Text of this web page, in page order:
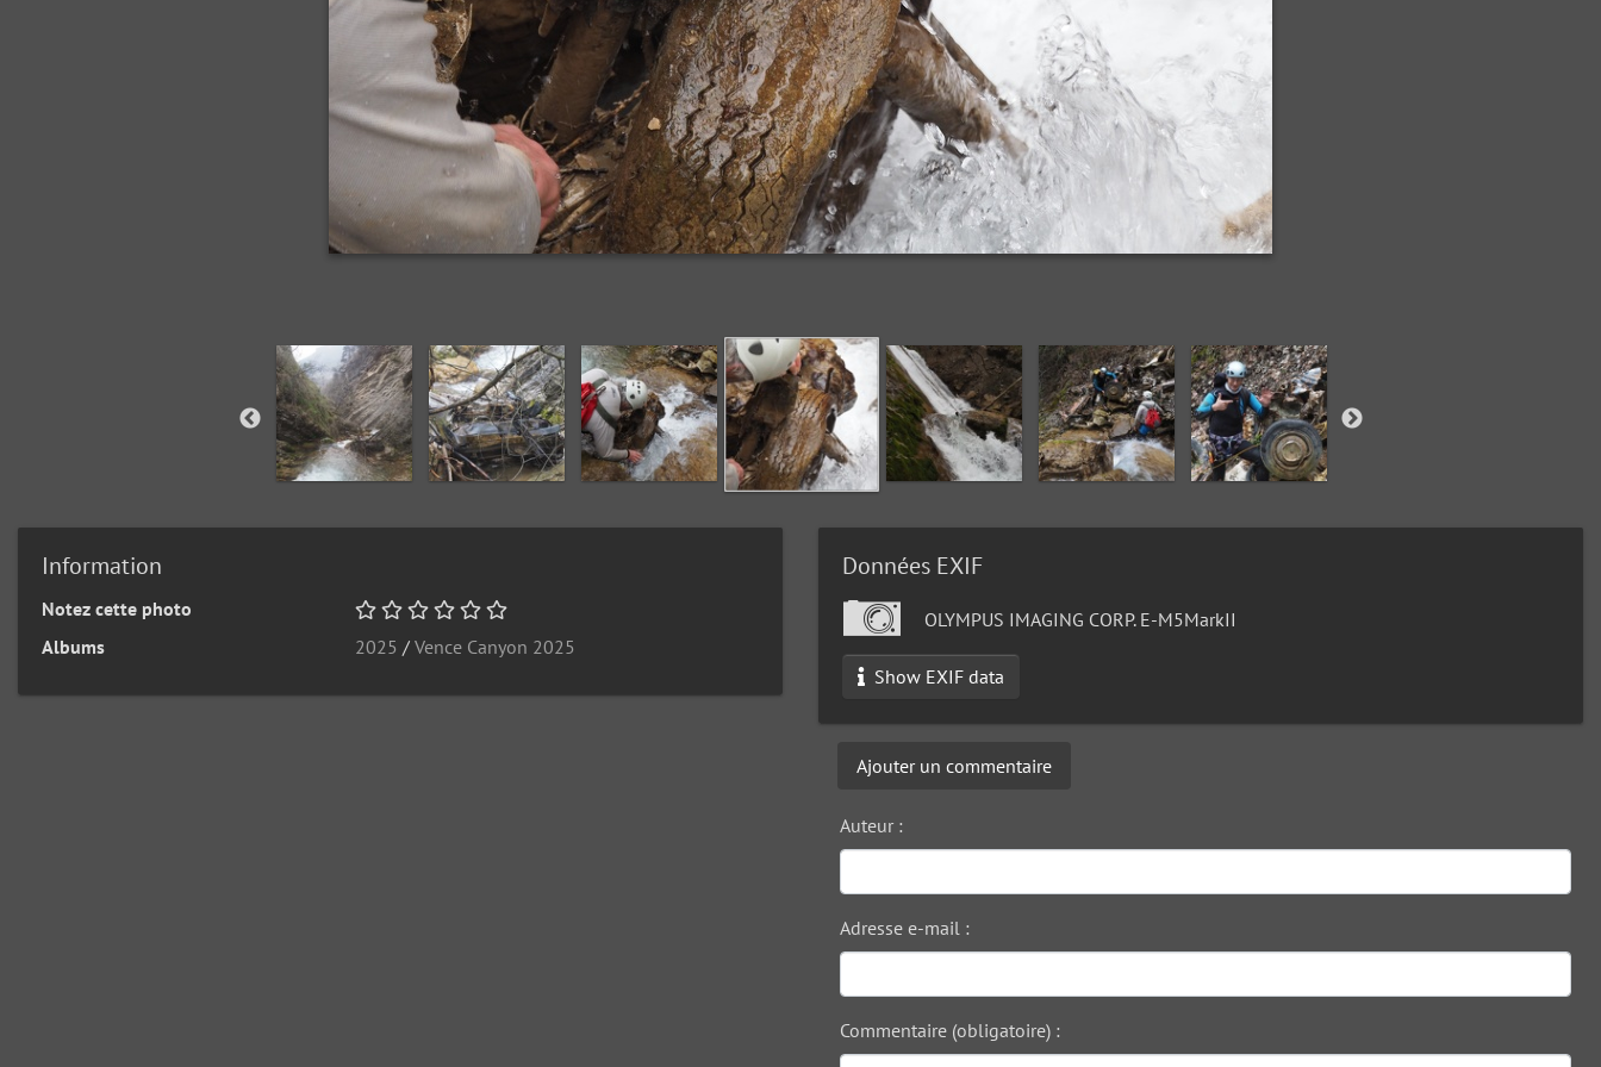
Information
Notez cette photo
Albums
2025 /Vence Canyon 2025
Données EXIF
OLYMPUS IMAGING CORP. E-M5MarkII
Show EXIF data
Ajouter un commentaire
Auteur :
Adresse e-mail :
Commentaire (obligatoire) :